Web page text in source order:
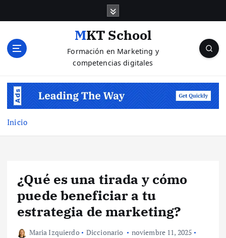
MKT School
Formación en Marketing y
competencias digitales
Inicio
¿Qué es una tirada y cómo
puede beneficiar a tu
estrategia de marketing?
Maria Izquierdo Diccionario
noviembre 11, 2025